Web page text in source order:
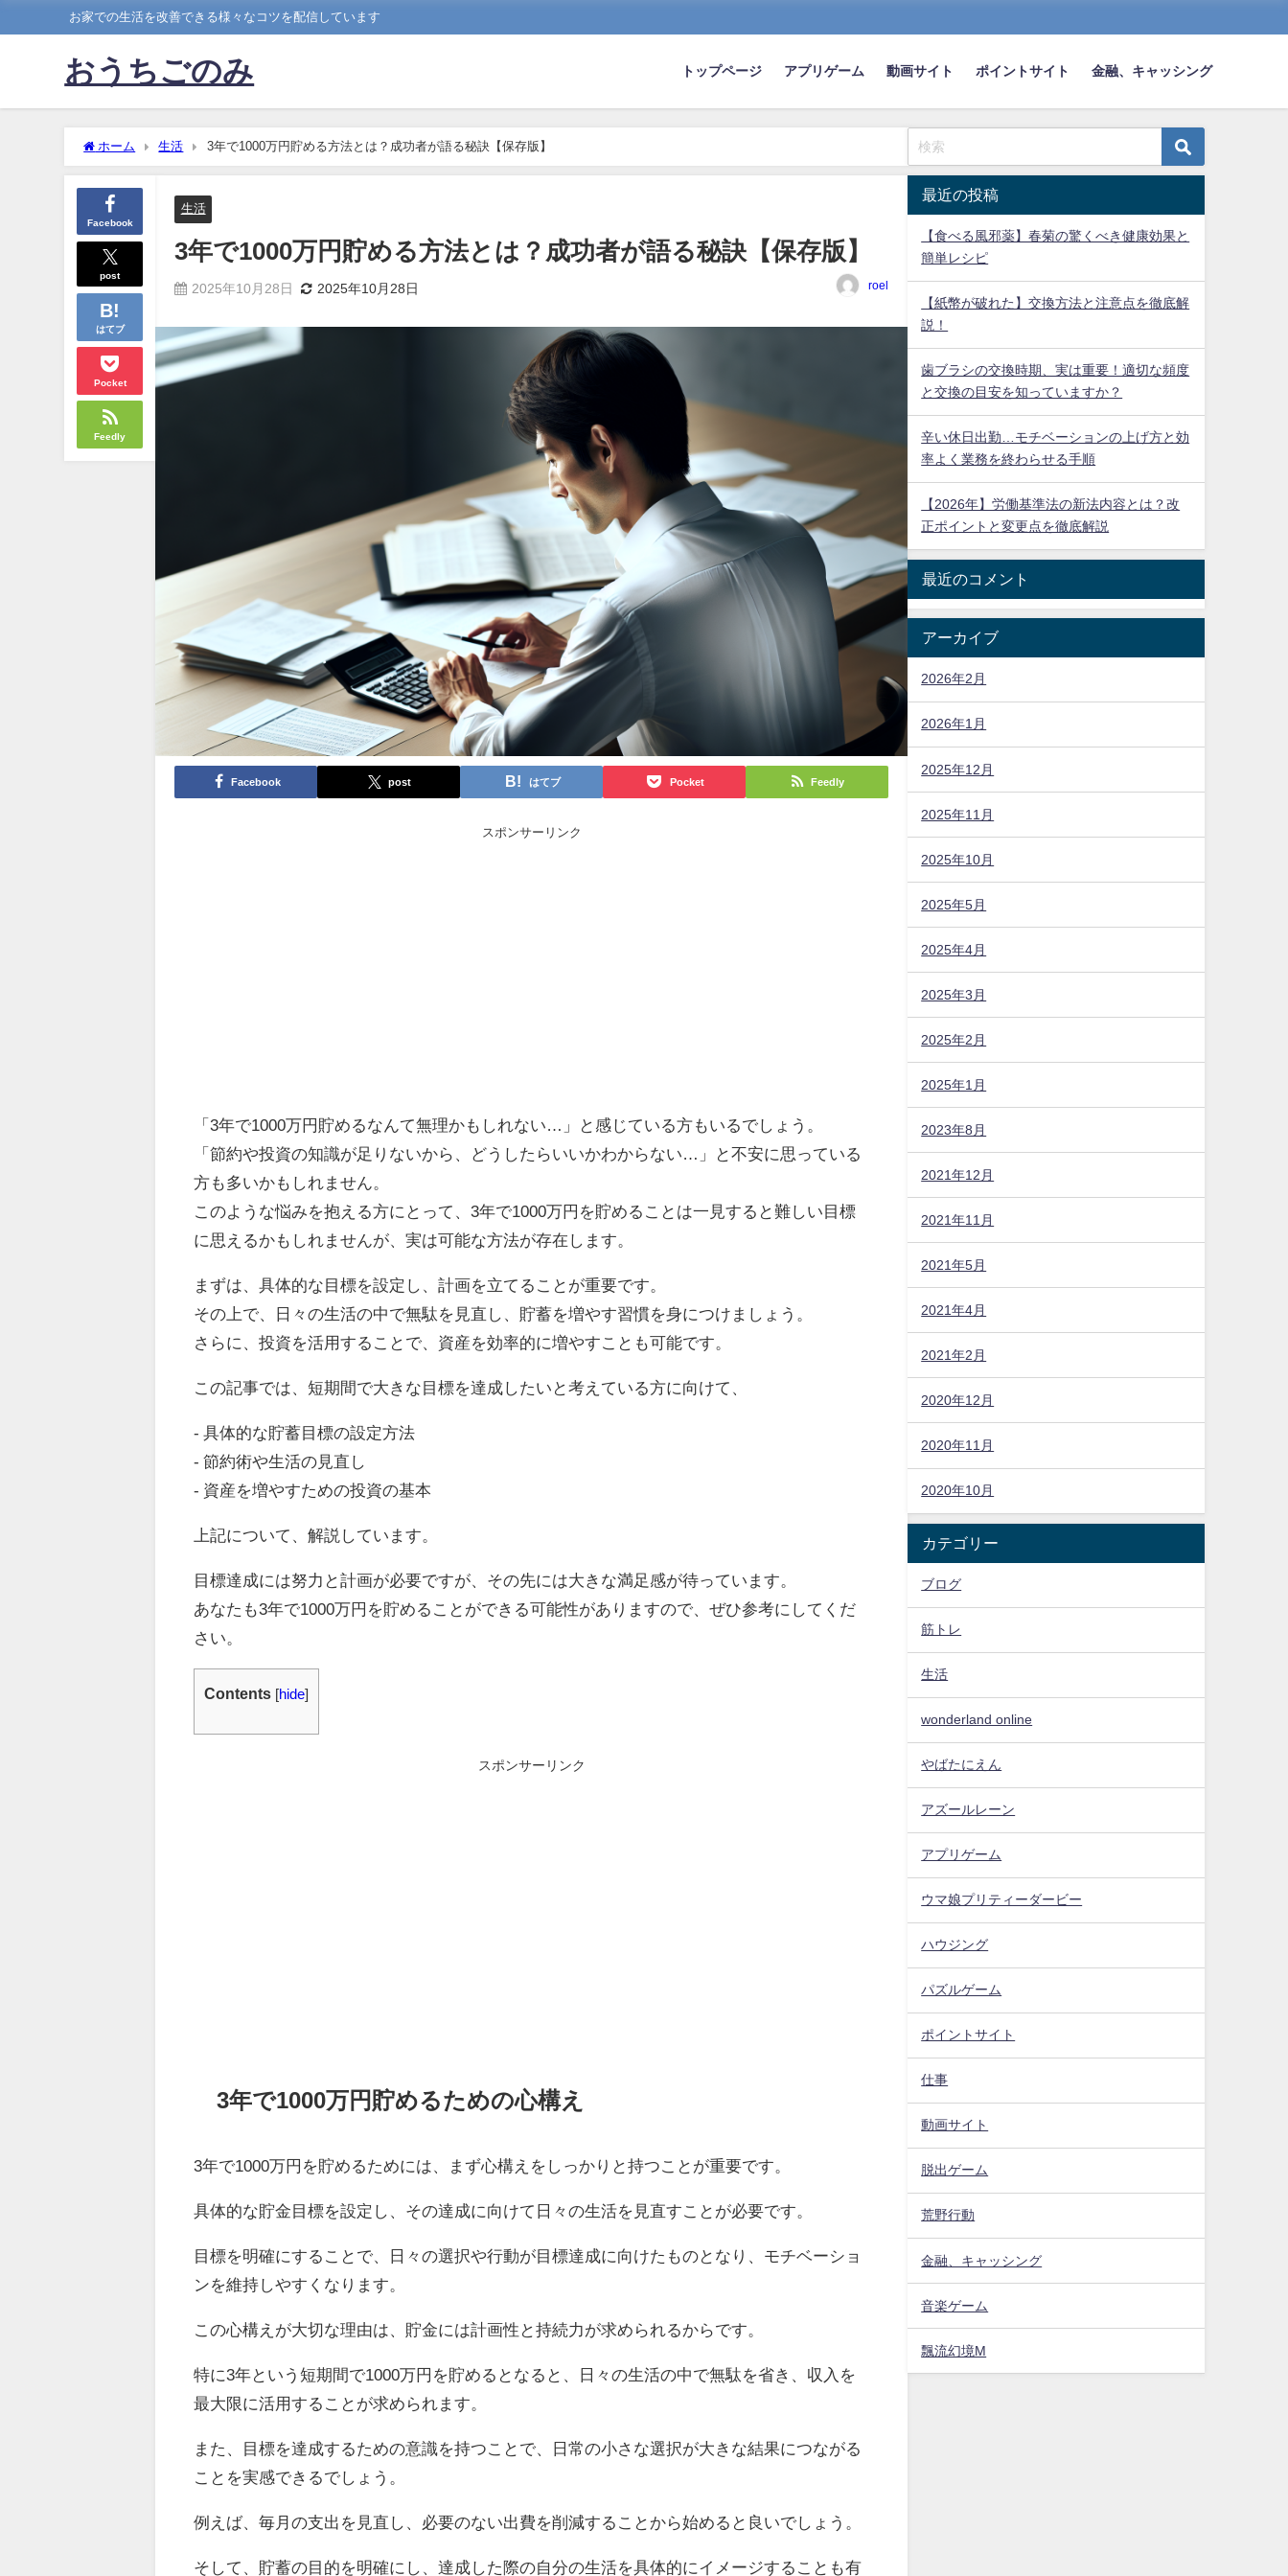
お家での生活を改善できる様々なコツを配信しています
おうちごのみ トップページ アプリゲーム 動画サイト ポイントサイト 金融、キャッシング
ホーム 生活 3年で1000万円貯める方法とは？成功者が語る秘訣【保存版】
Facebook
post
はてブ
Pocket
Feedly
生活
3年で1000万円貯める方法とは？成功者が語る秘訣【保存版】
2025年10月28日 2025年10月28日 roel
Facebook post はてブ Pocket Feedly
スポンサーリンク
「3年で1000万円貯めるなんて無理かもしれない…」と感じている方もいるでしょう。
「節約や投資の知識が足りないから、どうしたらいいかわからない…」と不安に思っている
方も多いかもしれません。
このような悩みを抱える方にとって、3年で1000万円を貯めることは一見すると難しい目標
に思えるかもしれませんが、実は可能な方法が存在します。
まずは、具体的な目標を設定し、計画を立てることが重要です。
その上で、日々の生活の中で無駄を見直し、貯蓄を増やす習慣を身につけましょう。
さらに、投資を活用することで、資産を効率的に増やすことも可能です。
この記事では、短期間で大きな目標を達成したいと考えている方に向けて、
- 具体的な貯蓄目標の設定方法
- 節約術や生活の見直し
- 資産を増やすための投資の基本
上記について、解説しています。
目標達成には努力と計画が必要ですが、その先には大きな満足感が待っています。
あなたも3年で1000万円を貯めることができる可能性がありますので、ぜひ参考にしてくだ
さい。
Contents hide
スポンサーリンク
3年で1000万円貯めるための心構え
3年で1000万円を貯めるためには、まず心構えをしっかりと持つことが重要です。
具体的な貯金目標を設定し、その達成に向けて日々の生活を見直すことが必要です。
目標を明確にすることで、日々の選択や行動が目標達成に向けたものとなり、モチベーショ
ンを維持しやすくなります。
この心構えが大切な理由は、貯金には計画性と持続力が求められるからです。
特に3年という短期間で1000万円を貯めるとなると、日々の生活の中で無駄を省き、収入を
最大限に活用することが求められます。
また、目標を達成するための意識を持つことで、日常の小さな選択が大きな結果につながる
ことを実感できるでしょう。
例えば、毎月の支出を見直し、必要のない出費を削減することから始めると良いでしょう。
そして、貯蓄の目的を明確にし、達成した際の自分の生活を具体的にイメージすることも有
最近の投稿
【食べる風邪薬】春菊の驚くべき健康効果と
簡単レシピ
【紙幣が破れた】交換方法と注意点を徹底解
説！
歯ブラシの交換時期、実は重要！適切な頻度
と交換の目安を知っていますか？
辛い休日出勤…モチベーションの上げ方と効
率よく業務を終わらせる手順
【2026年】労働基準法の新法内容とは？改
正ポイントと変更点を徹底解説
最近のコメント
アーカイブ
2026年2月
2026年1月
2025年12月
2025年11月
2025年10月
2025年5月
2025年4月
2025年3月
2025年2月
2025年1月
2023年8月
2021年12月
2021年11月
2021年5月
2021年4月
2021年2月
2020年12月
2020年11月
2020年10月
カテゴリー
ブログ
筋トレ
生活
wonderland online
やばたにえん
アズールレーン
アプリゲーム
ウマ娘プリティーダービー
ハウジング
パズルゲーム
ポイントサイト
仕事
動画サイト
脱出ゲーム
荒野行動
金融、キャッシング
音楽ゲーム
飄流幻境M